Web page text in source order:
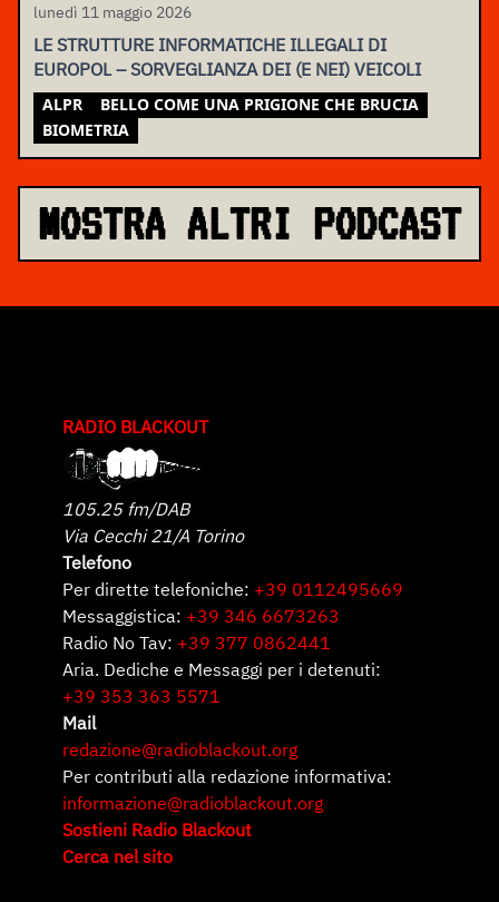
lunedì 11 maggio 2026
LE STRUTTURE INFORMATICHE ILLEGALI DI
EUROPOL – SORVEGLIANZA DEI (E NEI) VEICOLI
ALPR
BELLO COME UNA PRIGIONE CHE BRUCIA
BIOMETRIA
MOSTRA ALTRI PODCAST
RADIO BLACKOUT
105.25 fm/DAB
Via Cecchi 21/A Torino
Telefono
Per dirette telefoniche: +39 0112495669
Messaggistica: +39 346 6673263
Radio No Tav: +39 377 0862441
Aria. Dediche e Messaggi per i detenuti:
+39 353 363 5571
Mail
redazione@radioblackout.org
Per contributi alla redazione informativa:
informazione@radioblackout.org
Sostieni Radio Blackout
Cerca nel sito